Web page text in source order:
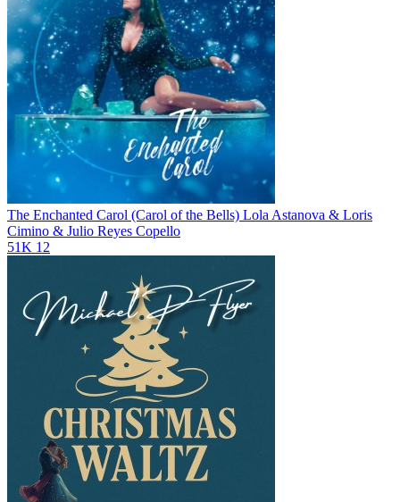
The Enchanted Carol (Carol of the Bells) Lola Astanova & Loris
Cimino & Julio Reyes Copello
51K 12